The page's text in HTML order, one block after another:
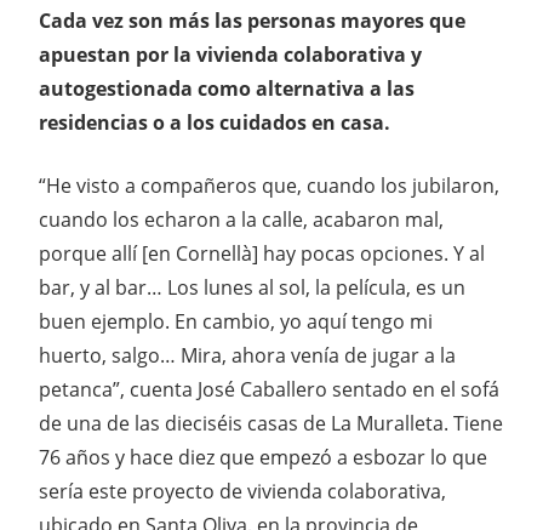
Cada vez son más las personas mayores que
apuestan por la vivienda colaborativa y
autogestionada como alternativa a las
residencias o a los cuidados en casa.
“He visto a compañeros que, cuando los jubilaron,
cuando los echaron a la calle, acabaron mal,
porque allí [en Cornellà] hay pocas opciones. Y al
bar, y al bar… Los lunes al sol, la película, es un
buen ejemplo. En cambio, yo aquí tengo mi
huerto, salgo… Mira, ahora venía de jugar a la
petanca”, cuenta José Caballero sentado en el sofá
de una de las dieciséis casas de La Muralleta. Tiene
76 años y hace diez que empezó a esbozar lo que
sería este proyecto de vivienda colaborativa,